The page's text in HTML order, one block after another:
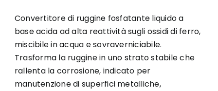
Convertitore di ruggine fosfatante liquido a
base acida ad alta reattività sugli ossidi di ferro,
miscibile in acqua e sovraverniciabile.
Trasforma la ruggine in uno strato stabile che
rallenta la corrosione, indicato per
manutenzione di superfici metalliche,